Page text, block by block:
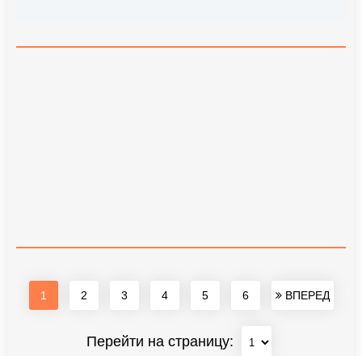
1 2 3 4 5 6 ВПЕРЕД
Перейти на страницу: